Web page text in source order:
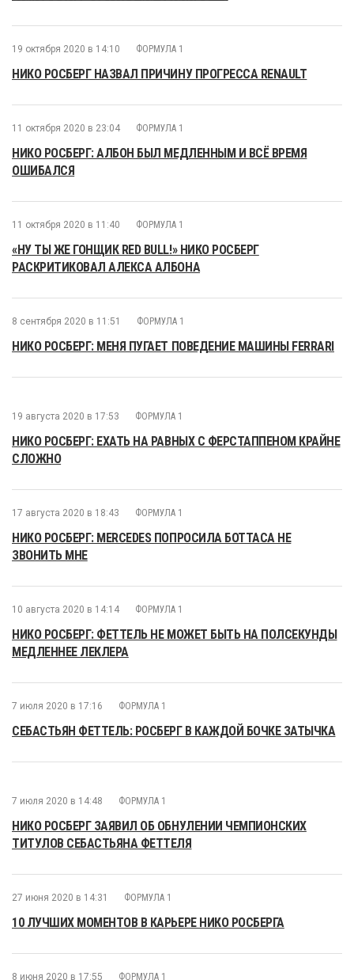
19 октября 2020 в 14:10 ФОРМУЛА 1
НИКО РОСБЕРГ НАЗВАЛ ПРИЧИНУ ПРОГРЕССА RENAULT
11 октября 2020 в 23:04 ФОРМУЛА 1
НИКО РОСБЕРГ: АЛБОН БЫЛ МЕДЛЕННЫМ И ВСЁ ВРЕМЯ
ОШИБАЛСЯ
11 октября 2020 в 11:40 ФОРМУЛА 1
«НУ ТЫ ЖЕ ГОНЩИК RED BULL!» НИКО РОСБЕРГ
РАСКРИТИКОВАЛ АЛЕКСА АЛБОНА
8 сентября 2020 в 11:51 ФОРМУЛА 1
НИКО РОСБЕРГ: МЕНЯ ПУГАЕТ ПОВЕДЕНИЕ МАШИНЫ FERRARI
19 августа 2020 в 17:53 ФОРМУЛА 1
НИКО РОСБЕРГ: ЕХАТЬ НА РАВНЫХ С ФЕРСТАППЕНОМ КРАЙНЕ
СЛОЖНО
17 августа 2020 в 18:43 ФОРМУЛА 1
НИКО РОСБЕРГ: MERCEDES ПОПРОСИЛА БОТТАСА НЕ
ЗВОНИТЬ МНЕ
10 августа 2020 в 14:14 ФОРМУЛА 1
НИКО РОСБЕРГ: ФЕТТЕЛЬ НЕ МОЖЕТ БЫТЬ НА ПОЛСЕКУНДЫ
МЕДЛЕННЕЕ ЛЕКЛЕРА
7 июля 2020 в 17:16 ФОРМУЛА 1
СЕБАСТЬЯН ФЕТТЕЛЬ: РОСБЕРГ В КАЖДОЙ БОЧКЕ ЗАТЫЧКА
7 июля 2020 в 14:48 ФОРМУЛА 1
НИКО РОСБЕРГ ЗАЯВИЛ ОБ ОБНУЛЕНИИ ЧЕМПИОНСКИХ
ТИТУЛОВ СЕБАСТЬЯНА ФЕТТЕЛЯ
27 июня 2020 в 14:31 ФОРМУЛА 1
10 ЛУЧШИХ МОМЕНТОВ В КАРЬЕРЕ НИКО РОСБЕРГА
8 июня 2020 в 17:55 ФОРМУЛА 1